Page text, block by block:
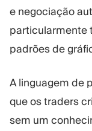
e negociação
particularmente
padrões de
A linguagem de
que os traders
sem um